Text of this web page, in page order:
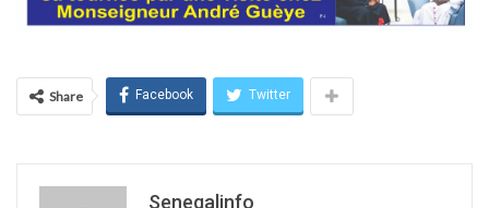
Share Facebook Twitter
Senegalinfo